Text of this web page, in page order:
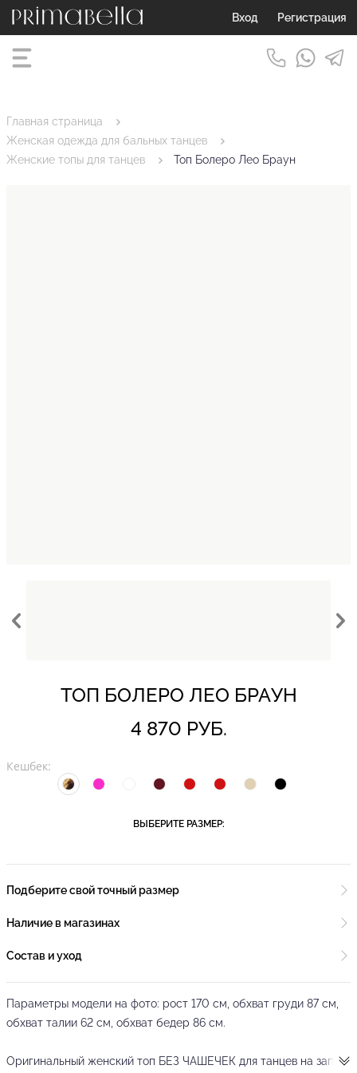
Вход Регистрация
Главная страница
Женская одежда для бальных танцев
Женские топы для танцев
Топ Болеро Лео Браун
ТОП БОЛЕРО ЛЕО БРАУН
4 870 РУБ.
Кешбек:
ВЫБЕРИТЕ РАЗМЕР:
Подберите свой точный размер
Наличие в магазинах
Состав и уход
Параметры модели на фото: рост 170 см, обхват груди 87 см,
обхват талии 62 см, обхват бедер 86 см.
Оригинальный женский топ БЕЗ ЧАШЕЧЕК для танцев на запах